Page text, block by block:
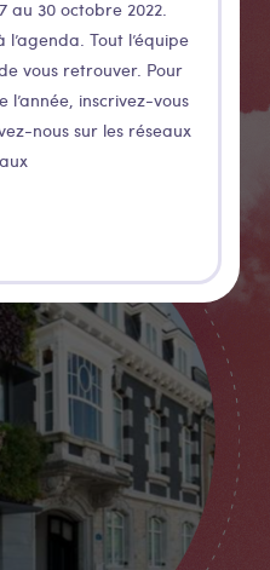
au 30 octobre 2022.
Tout l’équipe
vous retrouver. Pour
inscrivez-vous
nous sur les réseaux